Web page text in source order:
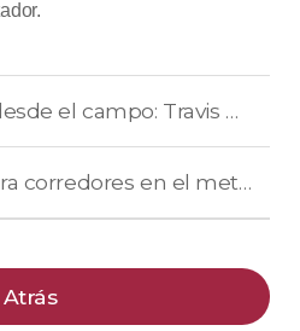
Señales desde el campo: Travis Sizer
Base para corredores en el metro de Seúl, con tecnología de Suprema CLUe.
Atrás